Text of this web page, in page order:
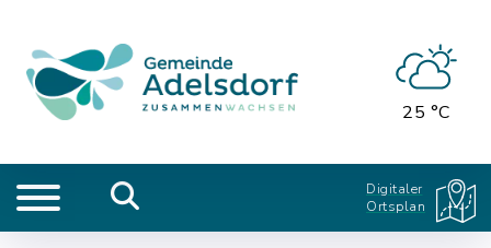
25 °C
Digitaler
Ortsplan